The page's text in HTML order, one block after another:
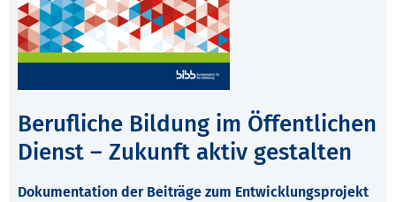
Berufliche Bildung im Öffentlichen
Dienst – Zukunft aktiv gestalten
Dokumentation der Beiträge zum Entwicklungsprojekt